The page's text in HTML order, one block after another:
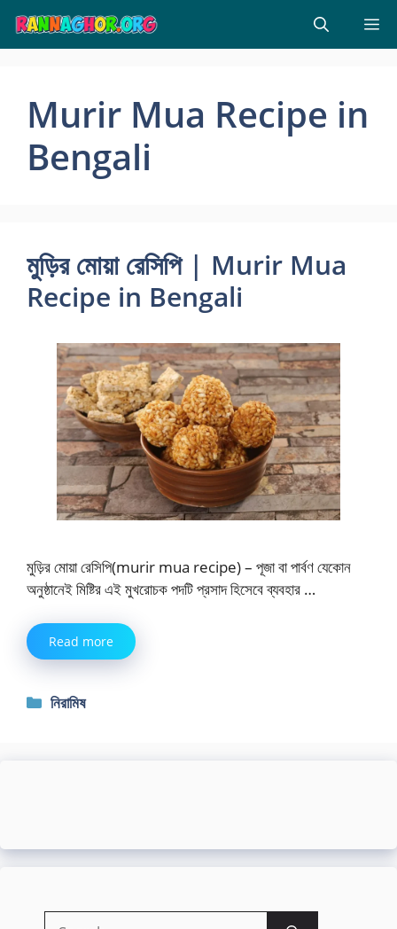
Skip
content
Murir Mua Recipe in
Bengali
মুড়ির মোয়া রেসিপি | Murir Mua
Recipe in Bengali
মুড়ির মোয়া রেসিপি(murir mua recipe) – পূজা বা পার্বণ যেকোন
অনুষ্ঠানেই মিষ্টির এই মুখরোচক পদটি প্রসাদ হিসেবে ব্যবহার …
Read more
Categories
নিরামিষ